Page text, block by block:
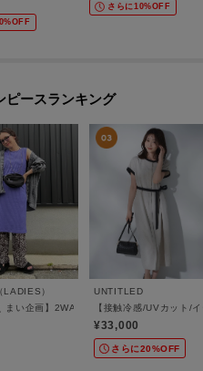
さらに10%OFF
ピースランキング
）
まい企画】2WAYリブワンピース
UNTITLED
【接触冷感/UVカット/
¥33,000
さらに20%OFF